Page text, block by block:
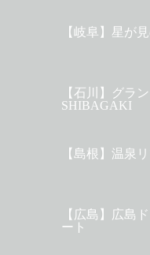
【岐阜】星が
【石川】グラ
SHIBAGAKI
【島根】温泉
【広島】広島
ート